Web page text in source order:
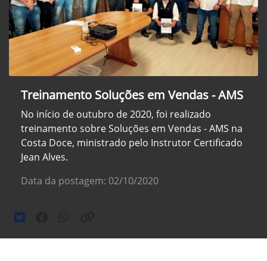
Treinamento Soluções em Vendas - AMS
No início de outubro de 2020, foi realizado
treinamento sobre Soluções em Vendas - AMS na
Costa Doce, ministrado pelo Instrutor Certificado
Jean Alves.
Data da postagem: 02/10/2020